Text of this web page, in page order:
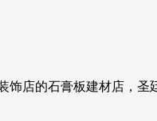
店的石膏板建材店，